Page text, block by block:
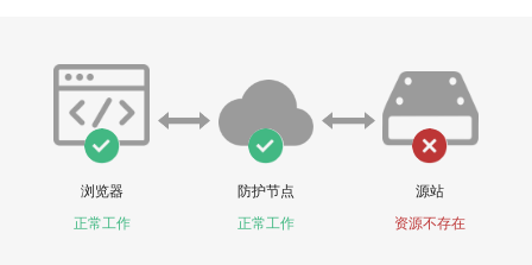
浏览器
正常工作
防护节点
正常工作
源站
资源不存在